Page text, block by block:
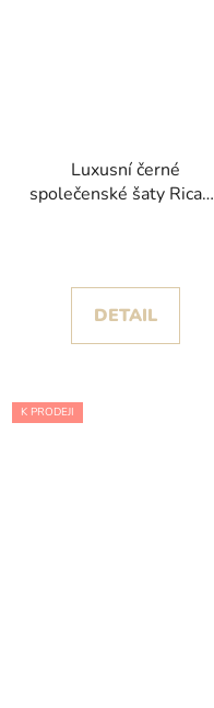
Luxusní černé
společenské šaty Ricana
DETAIL
K PRODEJI